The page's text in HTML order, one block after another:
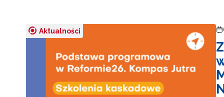
Aktualności